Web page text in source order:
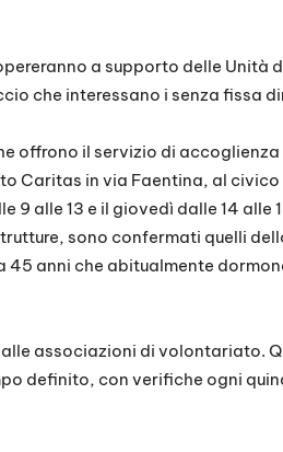
a supporto delle Unità
che interessano i senza fissa
offrono il servizio di
Caritas in via Faentina, al
9 alle 13 e il giovedì dalle 14 alle
sono confermati quelli
anni che abitualmente
associazioni di volontariato.
definito, con verifiche ogni